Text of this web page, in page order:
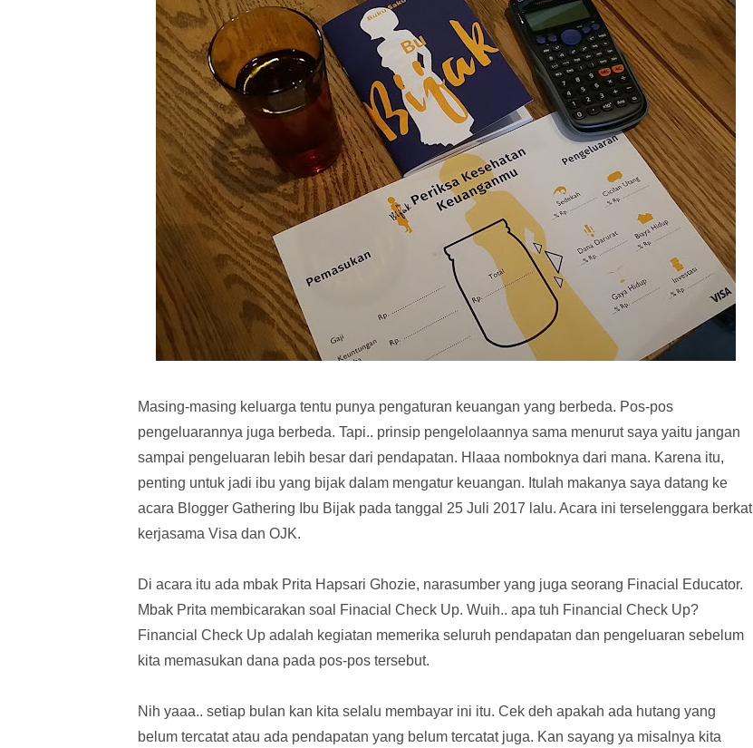
Masing-masing keluarga tentu punya pengaturan keuangan yang berbeda. Pos-pos
pengeluarannya juga berbeda. Tapi.. prinsip pengelolaannya sama menurut saya yaitu jangan
sampai pengeluaran lebih besar dari pendapatan. Hlaaa nomboknya dari mana. Karena itu,
penting untuk jadi ibu yang bijak dalam mengatur keuangan. Itulah makanya saya datang ke
acara Blogger Gathering Ibu Bijak pada tanggal 25 Juli 2017 lalu. Acara ini terselenggara berkat
kerjasama Visa dan OJK.
Di acara itu ada mbak Prita Hapsari Ghozie, narasumber yang juga seorang Finacial Educator.
Mbak Prita membicarakan soal Finacial Check Up. Wuih.. apa tuh Financial Check Up?
Financial Check Up adalah kegiatan memerika seluruh pendapatan dan pengeluaran sebelum
kita memasukan dana pada pos-pos tersebut.
Nih yaaa.. setiap bulan kan kita selalu membayar ini itu. Cek deh apakah ada hutang yang
belum tercatat atau ada pendapatan yang belum tercatat juga. Kan sayang ya misalnya kita